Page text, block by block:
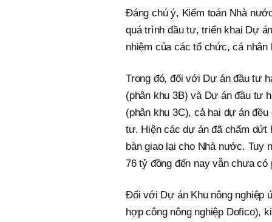
Đáng chú ý, Kiểm toán Nhà
quá trình đầu tư, triển khai Dự
nhiệm của các tổ chức, cá
Trong đó, đối với Dự án đầu tư
(phân khu 3B) và Dự án đầu tư
(phân khu 3C), cả hai dự án
tư. Hiện các dự án đã chấm dứt
bàn giao lại cho Nhà nước. Tuy
76 tỷ đồng đến nay vẫn chưa
Đối với Dự án Khu nông nghiệp
hợp công nông nghiệp Dofico),